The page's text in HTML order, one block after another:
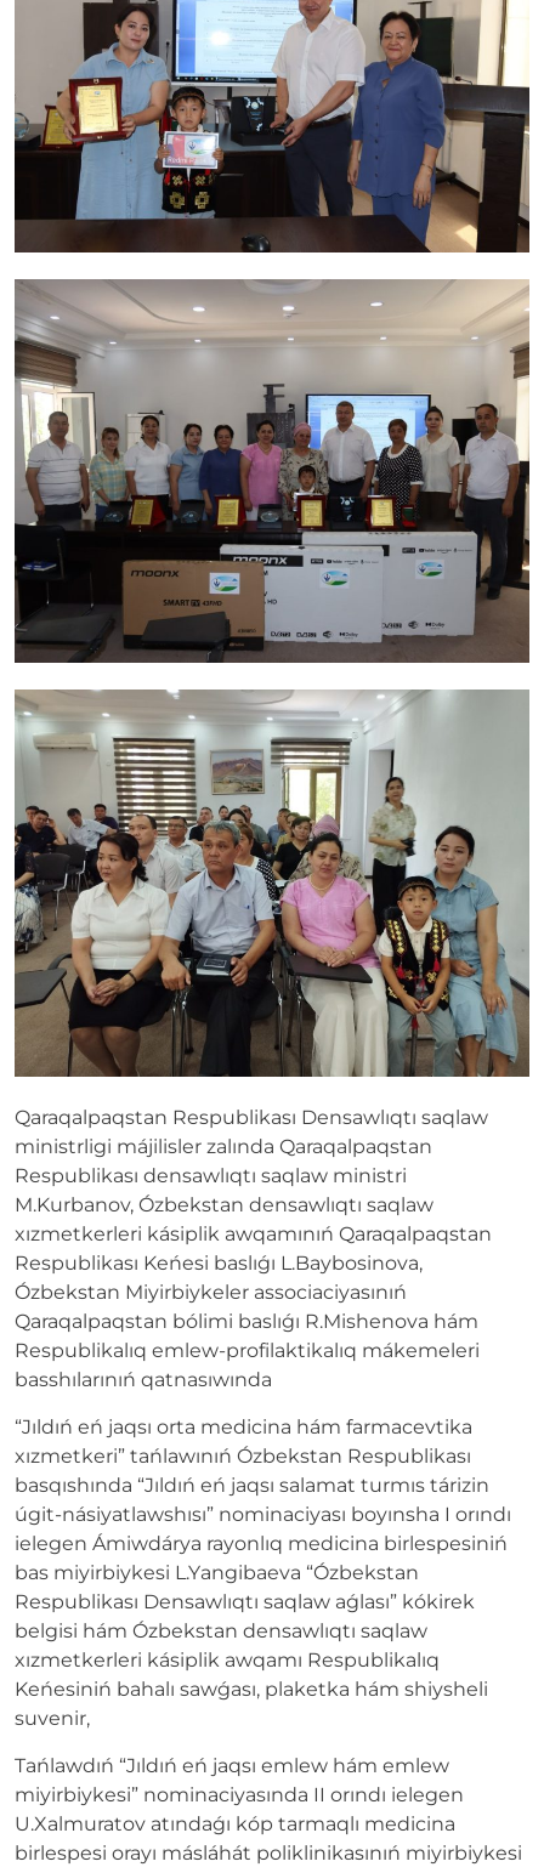
Qaraqalpaqstan Respublikası Densawlıqtı saqlaw
ministrligi májilisler zalında Qaraqalpaqstan
Respublikası densawlıqtı saqlaw ministri
M.Kurbanov, Ózbekstan densawlıqtı saqlaw
xızmetkerleri kásiplik awqamınıń Qaraqalpaqstan
Respublikası Keńesi baslıǵı L.Baybosinova,
Ózbekstan Miyirbiykeler associaciyasınıń
Qaraqalpaqstan bólimi baslıǵı R.Mishenova hám
Respublikalıq emlew-profilaktikalıq mákemeleri
basshılarınıń qatnasıwında
“Jıldıń eń jaqsı orta medicina hám farmacevtika
xızmetkeri” tańlawınıń Ózbekstan Respublikası
basqıshında “Jıldıń eń jaqsı salamat turmıs tárizin
úgit-násiyatlawshısı” nominaciyası boyınsha I orındı
ielegen Ámiwdárya rayonlıq medicina birlespesiniń
bas miyirbiykesi L.Yаngibaeva “Ózbekstan
Respublikası Densawlıqtı saqlaw aǵlası” kókirek
belgisi hám Ózbekstan densawlıqtı saqlaw
xızmetkerleri kásiplik awqamı Respublikalıq
Keńesiniń bahalı sawǵası, plaketka hám shiysheli
suvenir,
Tańlawdıń “Jıldıń eń jaqsı emlew hám emlew
miyirbiykesi” nominaciyasında II orındı ielegen
U.Xalmuratov atındaǵı kóp tarmaqlı medicina
birlespesi orayı másláhát poliklinikasınıń miyirbiykesi